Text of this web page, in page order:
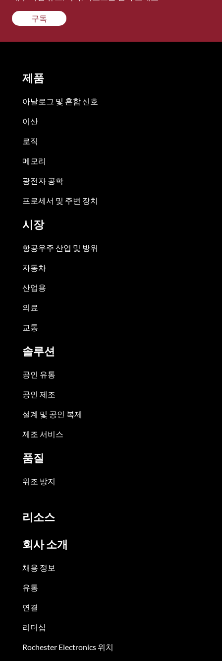
구독
제품
아날로그 및 혼합 신호
이산
로직
메모리
광전자 공학
프로세서 및 주변 장치
시장
항공우주 산업 및 방위
자동차
산업용
의료
교통
솔루션
공인 유통
공인 제조
설계 및 공인 복제
제조 서비스
품질
위조 방지
리소스
회사 소개
채용 정보
유통
연결
리더십
Rochester Electronics 위치